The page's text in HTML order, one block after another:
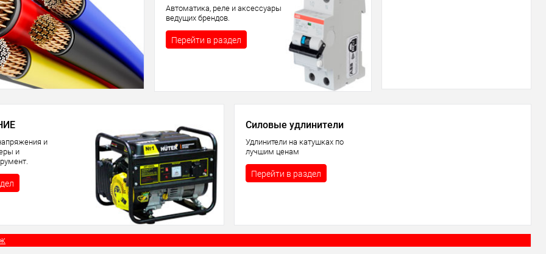
Автоматика, реле и аксессуары
ведущих брендов.
Перейти в раздел
и
и
Силовые удлинители
Удлинители на катушках по
лучшим ценам
Перейти в раздел